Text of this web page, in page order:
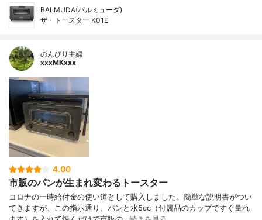
BALMUDA(バルミューダ)
ザ・トースター K01E
のんびり主婦
xxxMKxxx
4.00
市販のパンが生まれ変わるトースター
コロナの一時給付金の使い道として購入しました。簡単な説明書がつい
てきますが、この指示通り、パンと水5cc（付属品のカップですぐ量れ